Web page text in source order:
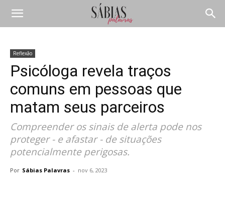
Reflexão
Psicóloga revela traços
comuns em pessoas que
matam seus parceiros
Compreender os sinais de alerta pode nos
proteger - e afastar - de situações
potencialmente perigosas.
Por Sábias Palavras - nov 6, 2023